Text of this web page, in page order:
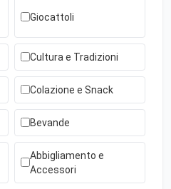
Giocattoli
Cultura e Tradizioni
Colazione e Snack
Bevande
Abbigliamento e
Accessori